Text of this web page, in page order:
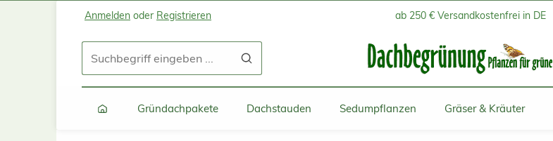
Zum Hauptinhalt springen
Zur Suche springen
Zur Hauptnavigation springen
Anmelden oder Registrieren ab 250 € Versandkostenfrei in DE
Gründachpakete Dachstauden Sedumpflanzen Gräser & Kräuter